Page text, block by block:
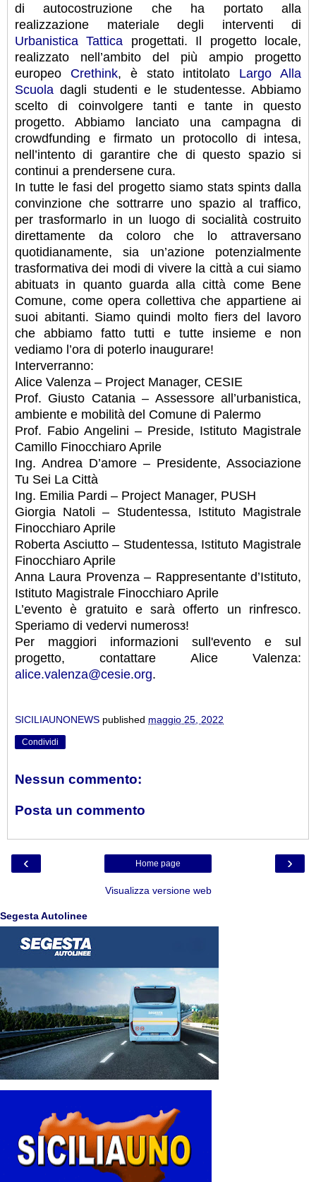
di autocostruzione che ha portato alla
realizzazione materiale degli interventi di
Urbanistica Tattica progettati. Il progetto locale,
realizzato nell’ambito del più ampio progetto
europeo Crethink, è stato intitolato Largo Alla
Scuola dagli studenti e le studentesse. Abbiamo
scelto di coinvolgere tanti e tante in questo
progetto. Abbiamo lanciato una campagna di
crowdfunding e firmato un protocollo di intesa,
nell’intento di garantire che di questo spazio si
continui a prendersene cura.
In tutte le fasi del progetto siamo statз spintз dalla
convinzione che sottrarre uno spazio al traffico,
per trasformarlo in un luogo di socialità costruito
direttamente da coloro che lo attraversano
quotidianamente, sia un’azione potenzialmente
trasformativa dei modi di vivere la città a cui siamo
abituatз in quanto guarda alla città come Bene
Comune, come opera collettiva che appartiene ai
suoi abitanti. Siamo quindi molto fierз del lavoro
che abbiamo fatto tutti e tutte insieme e non
vediamo l’ora di poterlo inaugurare!
Interverranno:
Alice Valenza – Project Manager, CESIE
Prof. Giusto Catania – Assessore all’urbanistica,
ambiente e mobilità del Comune di Palermo
Prof. Fabio Angelini – Preside, Istituto Magistrale
Camillo Finocchiaro Aprile
Ing. Andrea D’amore – Presidente, Associazione
Tu Sei La Città
Ing. Emilia Pardi – Project Manager, PUSH
Giorgia Natoli – Studentessa, Istituto Magistrale
Finocchiaro Aprile
Roberta Asciutto – Studentessa, Istituto Magistrale
Finocchiaro Aprile
Anna Laura Provenza – Rappresentante d’Istituto,
Istituto Magistrale Finocchiaro Aprile
L’evento è gratuito e sarà offerto un rinfresco.
Speriamo di vedervi numerosз!
Per maggiori informazioni sull'evento e sul
progetto, contattare Alice Valenza:
alice.valenza@cesie.org.
SICILIAUNONEWS published maggio 25, 2022
Condividi
Nessun commento:
Posta un commento
‹ ›
Home page
Visualizza versione web
Segesta Autolinee